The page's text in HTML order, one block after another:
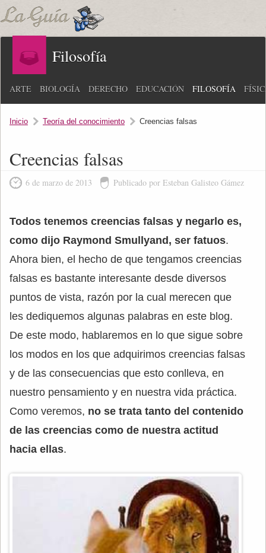
Filosofía
ARTE BIOLOGÍA DERECHO EDUCACIÓN FILOSOFÍA
Inicio Teoría del conocimiento Creencias falsas
Creencias falsas
6 de marzo de 2013 Publicado por Esteban Galisteo Gámez
Todos tenemos creencias falsas y negarlo es,
como dijo Raymond Smullyand, ser fatuos.
Ahora bien, el hecho de que tengamos creencias
falsas es bastante interesante desde diversos
puntos de vista, razón por la cual merecen que
les dediquemos algunas palabras en este blog.
De este modo, hablaremos en lo que sigue sobre
los modos en los que adquirimos creencias falsas
y de las consecuencias que esto conlleva, en
nuestro pensamiento y en nuestra vida práctica.
Como veremos, no se trata tanto del contenido
de las creencias como de nuestra actitud
hacia ellas.